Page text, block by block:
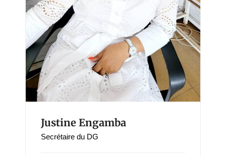
Justine Engamba
Secrétaire du DG